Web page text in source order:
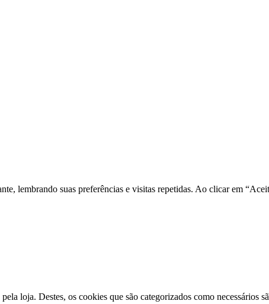
lembrando suas preferências e visitas repetidas. Ao clicar em
loja. Destes, os cookies que são categorizados como necessários